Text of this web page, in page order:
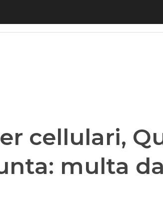
cellulari,
multa